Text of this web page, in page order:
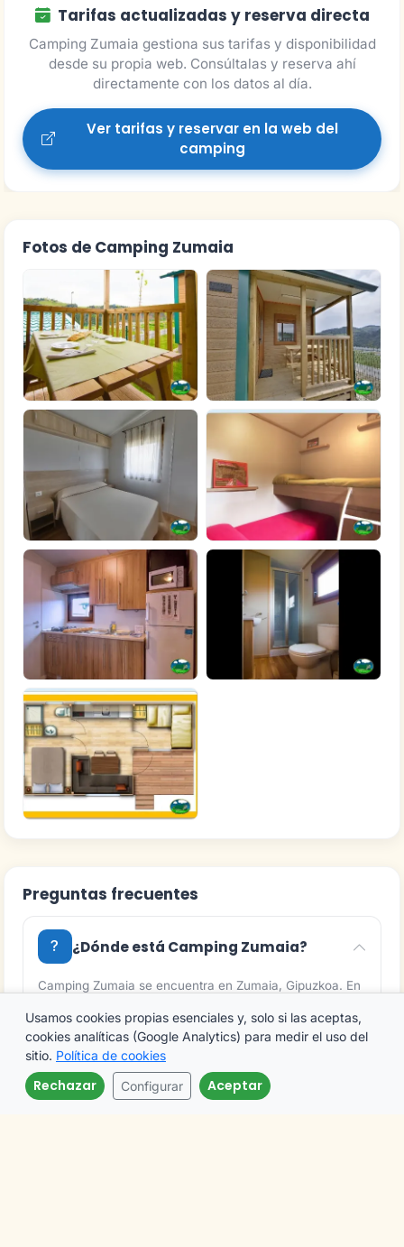
Llamar
Tarifas actualizadas y reserva directa
Camping Zumaia gestiona sus tarifas y disponibilidad
desde su propia web. Consúltalas y reserva ahí
directamente con los datos al día.
Ver tarifas y reservar en la web del
camping
Fotos de Camping Zumaia
Preguntas frecuentes
¿Dónde está Camping Zumaia?
Camping Zumaia se encuentra en Zumaia, Gipuzkoa. En
cómo llegar.
¿Camping Zumaia tiene piscina?
Usamos cookies propias esenciales y, solo si las aceptas,
cookies analíticas (Google Analytics) para medir el uso del
sitio. Política de cookies
Rechazar Configurar Aceptar